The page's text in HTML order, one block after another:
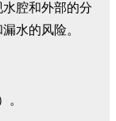
腔和外部的分
水的风险。
。